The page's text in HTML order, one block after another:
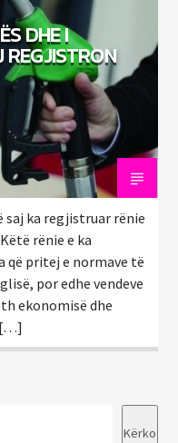
DHE I
saj ka regjistruar rënie
rënie e ka
që pritej e normave të
por edhe vendeve
ekonomisë dhe
[…]
Kërko